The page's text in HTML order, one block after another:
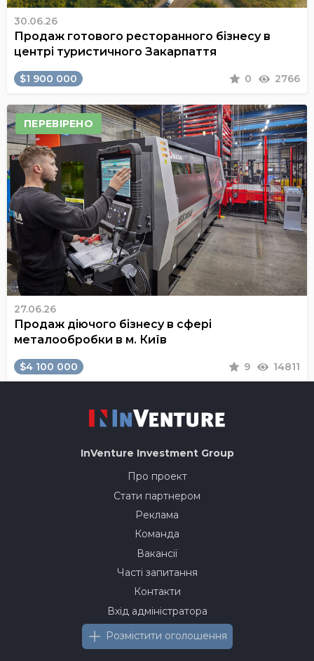
30.06.26
Продаж готового ресторанного бізнесу в
центрі туристичного Закарпаття
$1 900 000 0 2766
ПЕРЕВІРЕНО
27.06.26
Продаж діючого бізнесу в сфері
металообробки в м. Київ
$4 100 000 9 14811
InVenture Investment Group
Про проект
Стати партнером
Реклама
Команда
Вакансії
Часті запитання
Контакти
Вхід адміністратора
Розмістити оголошення